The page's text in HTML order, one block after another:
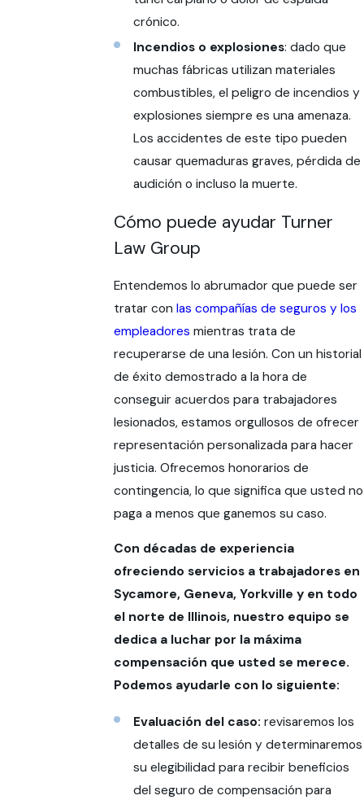
crónico.
Incendios o explosiones: dado que
muchas fábricas utilizan materiales
combustibles, el peligro de incendios y
explosiones siempre es una amenaza.
Los accidentes de este tipo pueden
causar quemaduras graves, pérdida de
audición o incluso la muerte.
Cómo puede ayudar Turner
Law Group
Entendemos lo abrumador que puede ser
tratar conlas compañías de seguros y los
empleadores mientras trata de
recuperarse de una lesión. Con un historial
de éxito demostrado a la hora de
conseguir acuerdos para trabajadores
lesionados, estamos orgullosos de ofrecer
representación personalizada para hacer
justicia. Ofrecemos honorarios de
contingencia, lo que significa que usted no
paga a menos que ganemos su caso.
Con décadas de experiencia
ofreciendo servicios a trabajadores en
Sycamore, Geneva, Yorkville y en todo
el norte de Illinois, nuestro equipo se
dedica a luchar por la máxima
compensación que usted se merece.
Podemos ayudarle con lo siguiente:
Evaluación del caso: revisaremos los
detalles de su lesión y determinaremos
su elegibilidad para recibir beneficios
del seguro de compensación para